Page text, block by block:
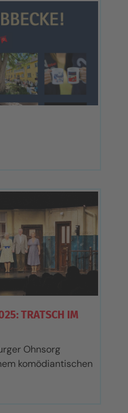
TRATSCH IM
Ohnsorg
komödiantischen